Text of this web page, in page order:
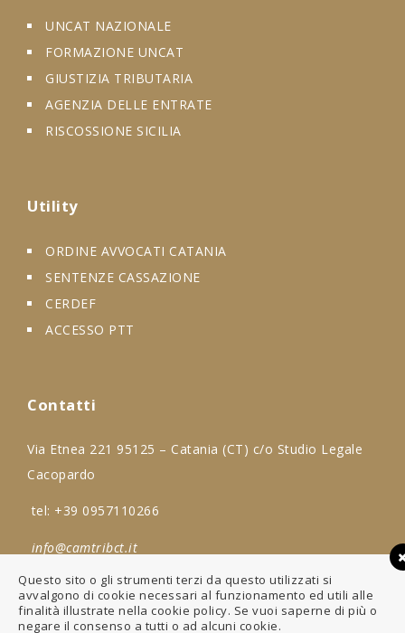
UNCAT NAZIONALE
FORMAZIONE UNCAT
GIUSTIZIA TRIBUTARIA
AGENZIA DELLE ENTRATE
RISCOSSIONE SICILIA
Utility
ORDINE AVVOCATI CATANIA
SENTENZE CASSAZIONE
CERDEF
ACCESSO PTT
Contatti
Via Etnea 221 95125 – Catania (CT) c/o Studio Legale
Cacopardo
tel: +39 0957110266
info@camtribct.it
Questo sito o gli strumenti terzi da questo utilizzati si
avvalgono di cookie necessari al funzionamento ed utili alle
finalità illustrate nella cookie policy. Se vuoi saperne di più o
negare il consenso a tutti o ad alcuni cookie.